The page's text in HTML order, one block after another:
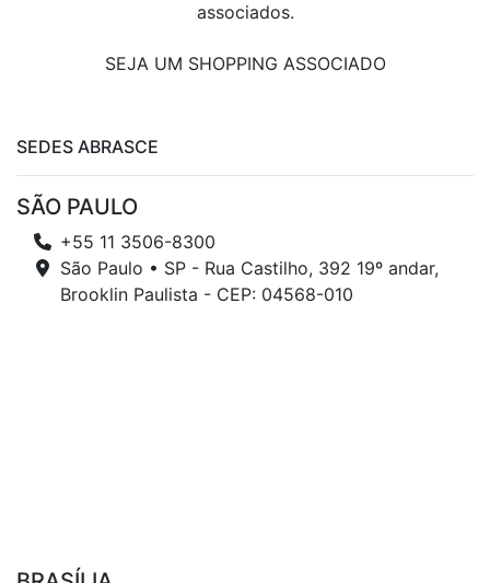
associados.
SEJA UM SHOPPING ASSOCIADO
SEDES ABRASCE
SÃO PAULO
+55 11 3506-8300
São Paulo • SP - Rua Castilho, 392 19º andar,
Brooklin Paulista - CEP: 04568-010